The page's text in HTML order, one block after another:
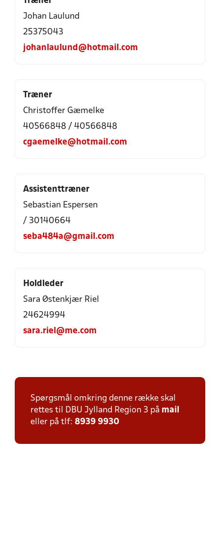
Johan Laulund
25375043
johanlaulund@hotmail.com
Træner
Christoffer Gæmelke
40566848 / 40566848
cgaemelke@hotmail.com
Assistenttræner
Sebastian Espersen
/ 30140664
seba484a@gmail.com
Holdleder
Sara Østenkjær Riel
24624994
sara.riel@me.com
Spørgsmål omkring denne række skal
rettes til DBU Jylland Region 3 på mail
eller på tlf: 8939 9930